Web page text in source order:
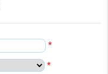
*
*